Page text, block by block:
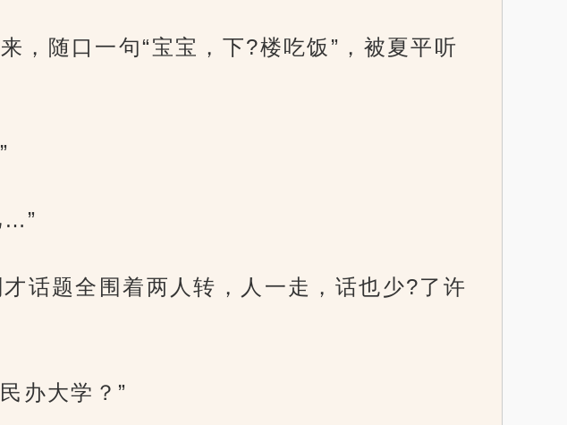
，随口一句“宝宝，下?楼吃饭”，被夏平听
…”
话题全围着两人转，人一走，话也少?了许
办大学？”